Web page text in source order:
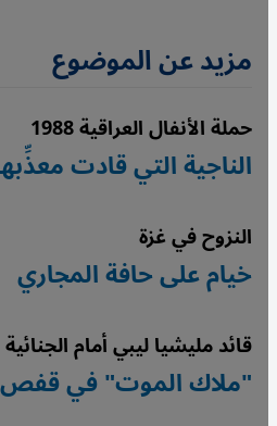
مزيد عن الموضوع
حملة الأنفال العراقية 1988
الناجية التي قادت
النزوح في غزة
خيام على حافة المجاري
قائد مليشيا ليبي أمام الجنائية
"ملاك الموت" في قفص